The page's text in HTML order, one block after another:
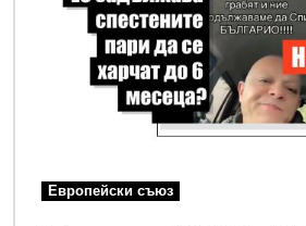
Европейски съюз